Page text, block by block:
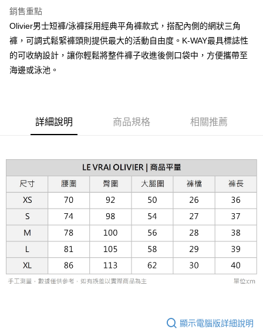
元大商業銀行
台新國際商業銀行
中國信託商業銀行
台灣樂天信用卡公司
全盈+PAY
AFTEE先享後付
相關說明
【關於「AFTEE先享後付」】
AFTEE先享後付是「在收到商品之後才付款」的支付方式。 讓您購物簡單
【「AFTEE先享後付」結帳流程】
２．訂單成立數日內，您將收到繳費通知簡訊。
３．收到繳費通知簡訊後14天內，點擊此簡訊中的連結，可透過四大超商／
ATM／網路銀行／等多元方式進行付款，方視為交易完成。
※ 請注意：結帳手續完成當下不需立刻繳費，但若您需要取消訂單，請聯絡
購買商品的店家。未經商家同意取消之訂單仍視為有效，需透過AFTEE先享
後付繳納相關費用。
※ 交易是否成功請以「AFTEE先享後付 」之結帳頁面顯示為準，若有關於
是否繳費成功／繳費後需取消欲退款等相關疑問，請聯繫「AFTEE先享後付
客戶支援中心」 https://netprotections.freshdesk.com/support/home
【注意事項】
１．透過由恩沛科技股份有限公司提供之「AFTEE先享後付」服務完成之交
ATM付款
黑貓宅急便配送到府
每筆NT$120，滿NT$3,000(含以上)免運費
銷售重點
Olivier男士短褲/泳褲採用經典平角褲款式，搭配內側的網狀三角
褲，可調式鬆緊褲頭則提供最大的活動自由度。K-WAY最具標誌性
的可收納設計，讓你輕鬆將整件褲子收進後側口袋中，方便攜帶至
海邊或泳池。
詳細說明 商品規格 相關推薦
顯示電腦版詳細說明